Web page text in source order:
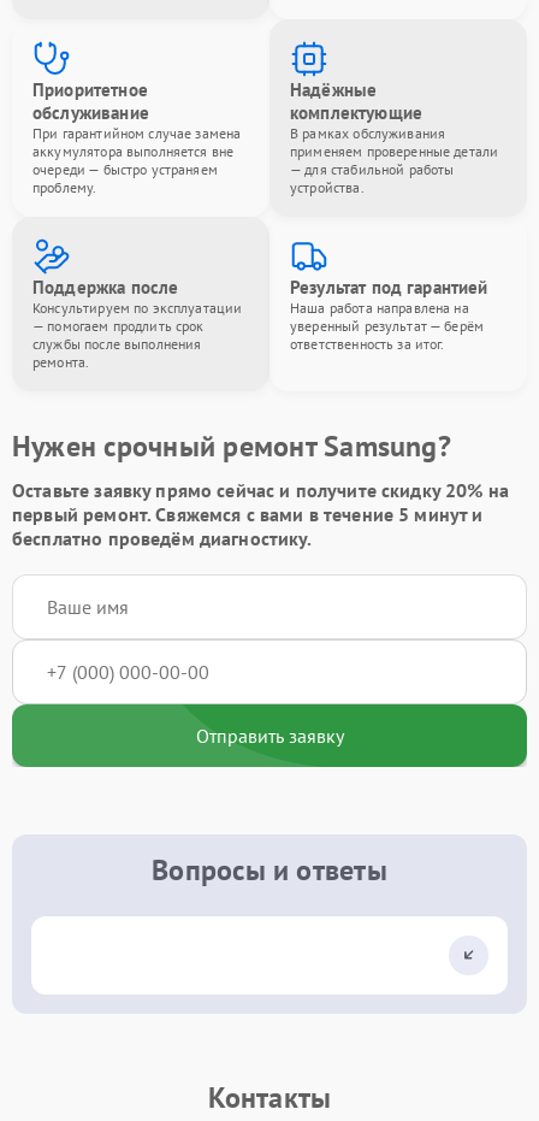
Приоритетное
обслуживание
При гарантийном случае замена
аккумулятора выполняется вне
очереди — быстро устраняем
проблему.
Надёжные
комплектующие
В рамках обслуживания
применяем проверенные детали
— для стабильной работы
устройства.
Поддержка после
Консультируем по эксплуатации
— помогаем продлить срок
службы после выполнения
ремонта.
Результат под гарантией
Наша работа направлена на
уверенный результат — берём
ответственность за итог.
Нужен срочный ремонт Samsung?
Оставьте заявкупрямо сейчас и получите скидку 20% на
первый ремонт. Свяжемся с вами в течение 5 минут и
бесплатно проведём диагностику.
Отправить заявку
Вопросы и ответы
Контакты